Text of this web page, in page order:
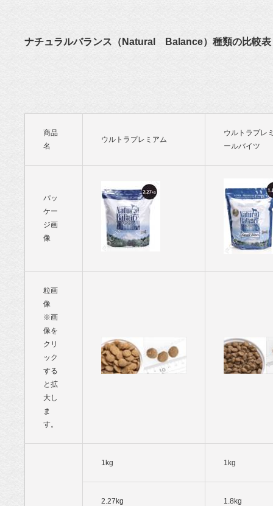
ドッグフー
- ポチ公式サ
イト
ナチュラルバランス（Natural Balance）種類の比較表
商品
名
ウルトラプレミアム
ウルトラプレ
ールバイツ
パッ
ケー
ジ画
像
粒画
像
※画
像を
クリ
ック
する
と拡
大し
ま
す。
1kg 1kg
2.27kg 1.8kg